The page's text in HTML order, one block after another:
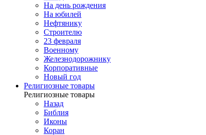
На день рождения
На юбилей
Нефтянику
Строителю
23 февраля
Военному
Железнодорожнику
Корпоративные
Новый год
Религиозные товары
Религиозные товары
Назад
Библия
Иконы
Коран